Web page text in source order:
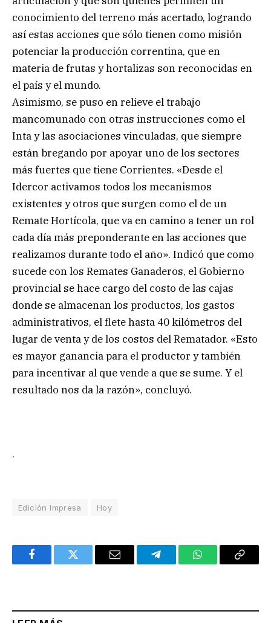
conocimiento del terreno más acertado, logrando
así estas acciones que sólo tienen como misión
potenciar la producción correntina, que en
materia de frutas y hortalizas son reconocidas en
el país y el mundo.
Asimismo, se puso en relieve el trabajo
mancomunado con otras instrucciones como el
Inta y las asociaciones vinculadas, que siempre
están bregando por apoyar uno de los sectores
más fuertes que tiene Corrientes. «Desde el
Idercor activamos todos los mecanismos
existentes y otros que surgen como el de un
Remate Hortícola, que va en camino a tener un rol
cada día más preponderante en las acciones que
realizamos durante todo el año». Indicó que como
sucede con los Remates Ganaderos, el Gobierno
provincial se hace cargo del costo de las cajas
donde se almacenan los productos, los gastos
administrativos, el flete hasta 40 kilómetros del
lugar de venta y de los costos del Rematador. «Esto
es mayor ganancia para el productor y también
para incentivar al que vende a que se sume. Y el
resultado nos da la razón», concluyó.
.
Edición Impresa Hoy
FacebookTwitter Email TelegramWhatsAppCopy